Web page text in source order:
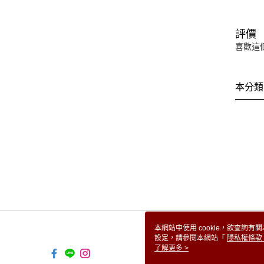
評價
喜歡這
本分
本網站中使用 cookie，欲查詢有
設定，請參閱本網站「 隱私權條款
使用 cookie。
了解更多 >